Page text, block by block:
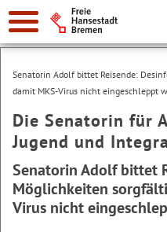
Suche:
Senatorin Adolf bittet Reisende:
damit MKS-Virus nicht eingeschleppt
Die Senatorin für
Jugend und
Senatorin Adolf bittet
Möglichkeiten
Virus nicht